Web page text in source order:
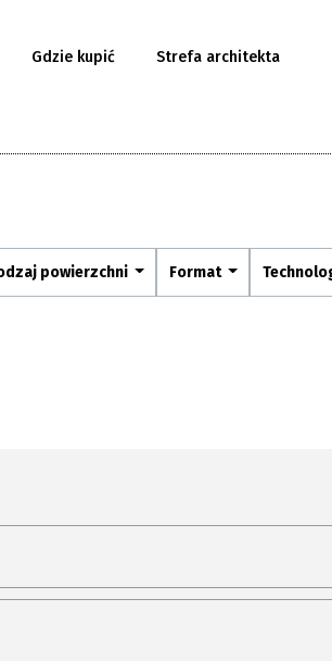
Gdzie kupić Strefa architekta
powierzchni Format